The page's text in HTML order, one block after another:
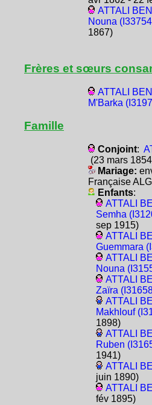
ATTALI
Nouna
1867)
Frères et sœurs
ATTALI
M'Barka
Famille
Conjoint:
(23 mars
Mariage:
Française
Enfants:
ATTALI
Semha
sep 1915)
ATTALI
Guemmara
ATTALI
Nouna
ATTALI
Zaïra
ATTALI
Makhlouf
1898)
ATTALI
Ruben
1941)
ATTALI
juin 1890)
ATTALI
fév 1895)